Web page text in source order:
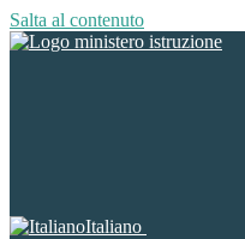
Salta al contenuto
Italiano